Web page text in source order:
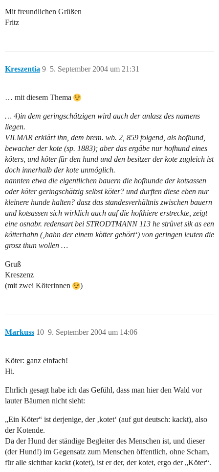
Mit freundlichen Grüßen
Fritz
Kreszentia 5. September 2004 um 21:31
9
… mit diesem Thema
… 4)in dem geringschätzigen wird auch der anlasz des namens
liegen.
VILMAR erklärt ihn, dem brem. wb. 2, 859 folgend, als hofhund,
bewacher der kote (sp. 1883); aber das ergäbe nur hofhund eines
köters, und köter für den hund und den besitzer der kote zugleich ist
doch innerhalb der kote unmöglich.
nannten etwa die eigentlichen bauern die hofhunde der kotsassen
oder köter geringschätzig selbst köter? und durften diese eben nur
kleinere hunde halten? dasz das standesverhältnis zwischen bauern
und kotsassen sich wirklich auch auf die hofthiere erstreckte, zeigt
eine osnabr. redensart bei STRODTMANN 113 he strüvet sik as een
kötterhahn (‚hahn der einem kötter gehört‘) von geringen leuten die
grosz thun wollen …
Gruß
Kreszenz
(mit zwei Köterinnen
)
Markuss 9. September 2004 um 14:06
10
Köter: ganz einfach!
Hi.
Ehrlich gesagt habe ich das Gefühl, dass man hier den Wald vor
lauter Bäumen nicht sieht:
„Ein Köter“ ist derjenige, der ‚kotet‘ (auf gut deutsch: kackt), also
der Kotende.
Da der Hund der ständige Begleiter des Menschen ist, und dieser
(der Hund!) im Gegensatz zum Menschen öffentlich, ohne Scham,
für alle sichtbar kackt (kotet), ist er der, der kotet, ergo der „Köter“.